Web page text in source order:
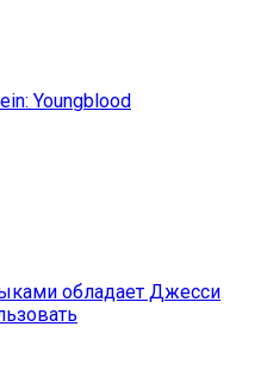
Youngblood
обладает Джесси